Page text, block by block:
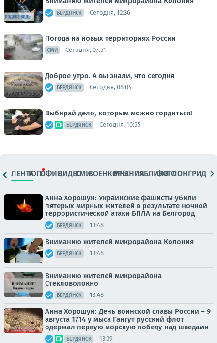
БЕРДЯНСК Сегодня, 12:36
Погода на новых территориях России
СМИ Сегодня, 07:51
Доброе утро. А вы знали, что сегодня
БЕРДЯНСК Сегодня, 08:04
Выбирай дело, которым можно гордиться!
БЕРДЯНСК Сегодня, 10:55
ЛЕНТАТОПОФИЦ.ВИДЕОСМИВОЕНКОРЫМНЕНИЯПАБЛИКИ
ФОТОЛОНГРИДЫ
Анна Хорошун: Украинские фашисты убили
пятерых мирных жителей в результате ночной
террористической атаки БПЛА на Белгород
БЕРДЯНСК 13:48
Вниманию жителей микрорайона Колония
БЕРДЯНСК 13:48
Вниманию жителей микрорайона
Стекловолокно
БЕРДЯНСК 13:48
Анна Хорошун: День воинской славы России – 9
августа 1714 у мыса Гангут русский флот
одержал первую морскую победу над шведами
БЕРДЯНСК 13:39